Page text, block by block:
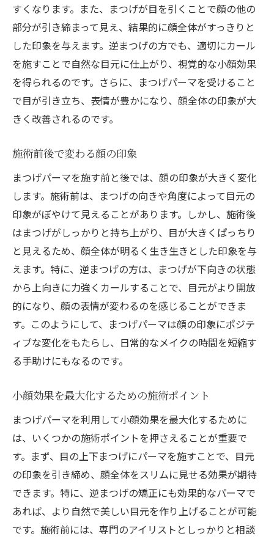
すくなります。また、まつげが目を引くことで顔の他の
部分が引き締まって見え、結果的に顔全体がすっきりと
した印象を与えます。逆まつげの方でも、適切にカール
を施すことで自然な目元に仕上がり、視覚的な小顔効果
を得られるのです。さらに、まつげパーマを受けること
で目が引き立ち、表情が豊かになり、顔全体の印象が大
きく改善されるのです。
施術前後で変わる顔の印象
まつげパーマを施す前と後では、顔の印象が大きく変化
します。施術前は、まつげの向きや角度によって目元の
印象がぼやけて見えることがあります。しかし、施術後
はまつげがしっかりと持ち上がり、目が大きくぱっちり
と見えるため、顔全体が明るく生き生きとした印象を与
えます。特に、逆まつげの方は、まつげが下向きの状態
から上向きに力強くカールすることで、目元がより開放
的になり、顔の表情が変わるのを感じることができま
す。このようにして、まつげパーマは顔の印象にポジテ
ィブな変化をもたらし、日常的なメイクの時間を短縮す
る手助けにもなるのです。
小顔効果を最大化するための施術ポイント
まつげパーマを利用して小顔効果を最大化するために
は、いくつかの施術ポイントを押さえることが重要で
す。まず、目の上下まつげにパーマを施すことで、目元
の印象を引き締め、顔全体をスリムに見せる効果が期待
できます。特に、逆まつげの矯正にも効果的なパーマで
あれば、より自然で美しい目元を作り上げることが可能
です。施術前には、専門のアイリストとしっかりと相談